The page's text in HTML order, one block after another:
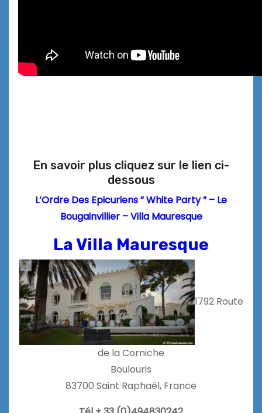
En savoir plus cliquez sur le lien ci-
dessous
L’Ordre Des Epicuriens ” White Party ” – Le
Bougainvillier – Villa Mauresque
La Villa Mauresque
1792 Route
de la Corniche
Boulouris
83700 Saint Raphaël, France